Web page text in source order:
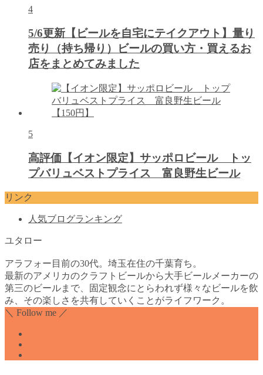
4
5/6更新【ビールを自宅にテイクアウト】量り
売り（持ち帰り）ビールの買い方・買えるお
店をまとめてみました
5
高評価【イオン限定】サッポロビール トッ
プバリュベストプライス 富良野生ビール
リンク
人気ブログランキング
ユタロー
アラフォー目前の30代。埼玉在住の千葉育ち。
最新のアメリカのクラフトビールから大手ビールメーカーの
第三のビールまで、固定観念にとらわれず様々なビールを飲
み、その楽しさを共有していくことがライフワーク。
＼ Follow me ／